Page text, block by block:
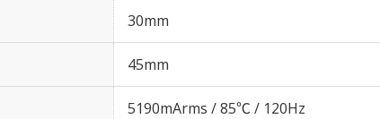
30mm
45mm
5190mArms / 85℃ / 120Hz